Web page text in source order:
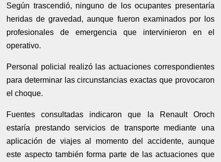
Según trascendió, ninguno de los ocupantes presentaría
heridas de gravedad, aunque fueron examinados por los
profesionales de emergencia que intervinieron en el
operativo.
Personal policial realizó las actuaciones correspondientes
para determinar las circunstancias exactas que provocaron
el choque.
Fuentes consultadas indicaron que la Renault Oroch
estaría prestando servicios de transporte mediante una
aplicación de viajes al momento del accidente, aunque
este aspecto también forma parte de las actuaciones que